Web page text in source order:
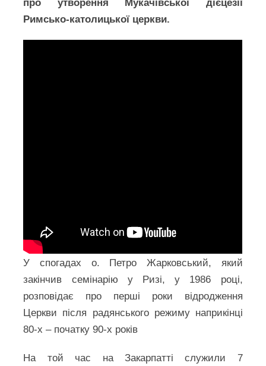
про утворення Мукачівської дієцезії
Римсько-католицької церкви.
У спогадах о. Петро Жарковський, який
закінчив семінарію у Ризі, у 1986 році,
розповідає про перші роки відродження
Церкви після радянського режиму наприкінці
80-х – початку 90-х років
На той час на Закарпатті служили 7